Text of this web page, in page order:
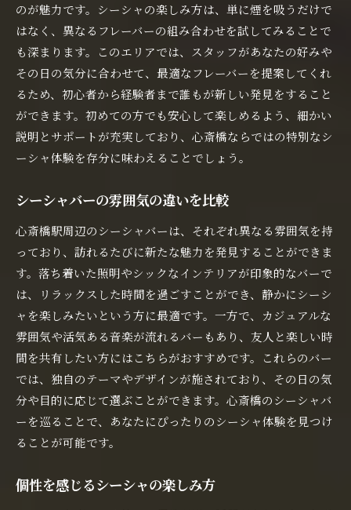
のが魅力です。シーシャの楽しみ方は、単に煙を吸うだけで
はなく、異なるフレーバーの組み合わせを試してみることで
も深まります。このエリアでは、スタッフがあなたの好みや
その日の気分に合わせて、最適なフレーバーを提案してくれ
るため、初心者から経験者まで誰もが新しい発見をすること
ができます。初めての方でも安心して楽しめるよう、細かい
説明とサポートが充実しており、心斎橋ならではの特別なシ
ーシャ体験を存分に味わえることでしょう。
シーシャバーの雰囲気の違いを比較
心斎橋駅周辺のシーシャバーは、それぞれ異なる雰囲気を持
っており、訪れるたびに新たな魅力を発見することができま
す。落ち着いた照明やシックなインテリアが印象的なバーで
は、リラックスした時間を過ごすことができ、静かにシーシ
ャを楽しみたいという方に最適です。一方で、カジュアルな
雰囲気や活気ある音楽が流れるバーもあり、友人と楽しい時
間を共有したい方にはこちらがおすすめです。これらのバー
では、独自のテーマやデザインが施されており、その日の気
分や目的に応じて選ぶことができます。心斎橋のシーシャバ
ーを巡ることで、あなたにぴったりのシーシャ体験を見つけ
ることが可能です。
個性を感じるシーシャの楽しみ方